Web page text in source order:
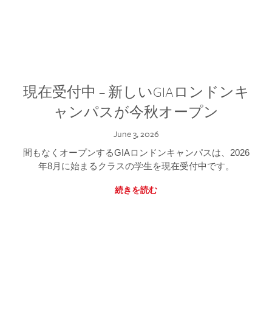
現在受付中 – 新しいGIAロンドンキ
ャンパスが今秋オープン
June 3, 2026
間もなくオープンするGIAロンドンキャンパスは、2026
年8月に始まるクラスの学生を現在受付中です。
続きを読む